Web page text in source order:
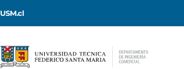
USM.cl